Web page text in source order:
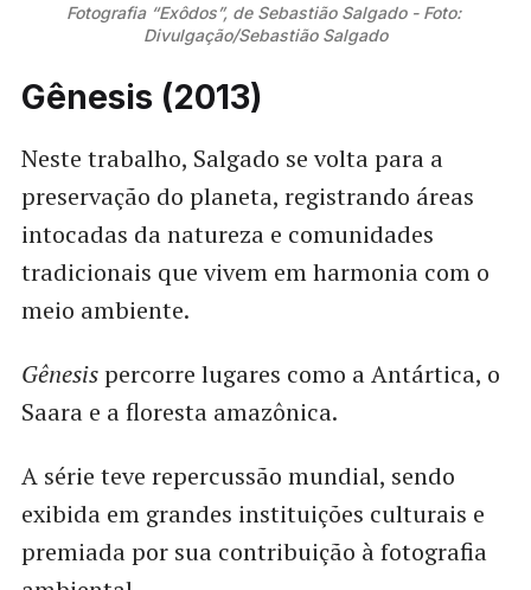
Fotografia “Exôdos”, de Sebastião Salgado - Foto:
Divulgação/Sebastião Salgado
Gênesis (2013)
Neste trabalho, Salgado se volta para a
preservação do planeta, registrando áreas
intocadas da natureza e comunidades
tradicionais que vivem em harmonia com o
meio ambiente.
Gênesispercorre lugares como a Antártica, o
Saara e a floresta amazônica.
A série teve repercussão mundial, sendo
exibida em grandes instituições culturais e
premiada por sua contribuição à fotografia